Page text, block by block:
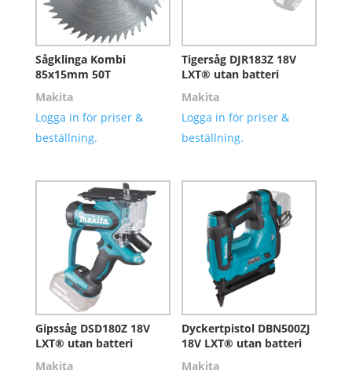
Sågklinga Kombi
85x15mm 50T
Makita
Logga in för priser &
beställning.
Tigersåg DJR183Z 18V
LXT® utan batteri
Makita
Logga in för priser &
beställning.
Gipssåg DSD180Z 18V
LXT® utan batteri
Makita
Dyckertpistol DBN500ZJ
18V LXT® utan batteri
Makita